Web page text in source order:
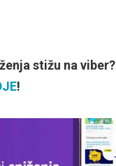
stižu na viber?
!